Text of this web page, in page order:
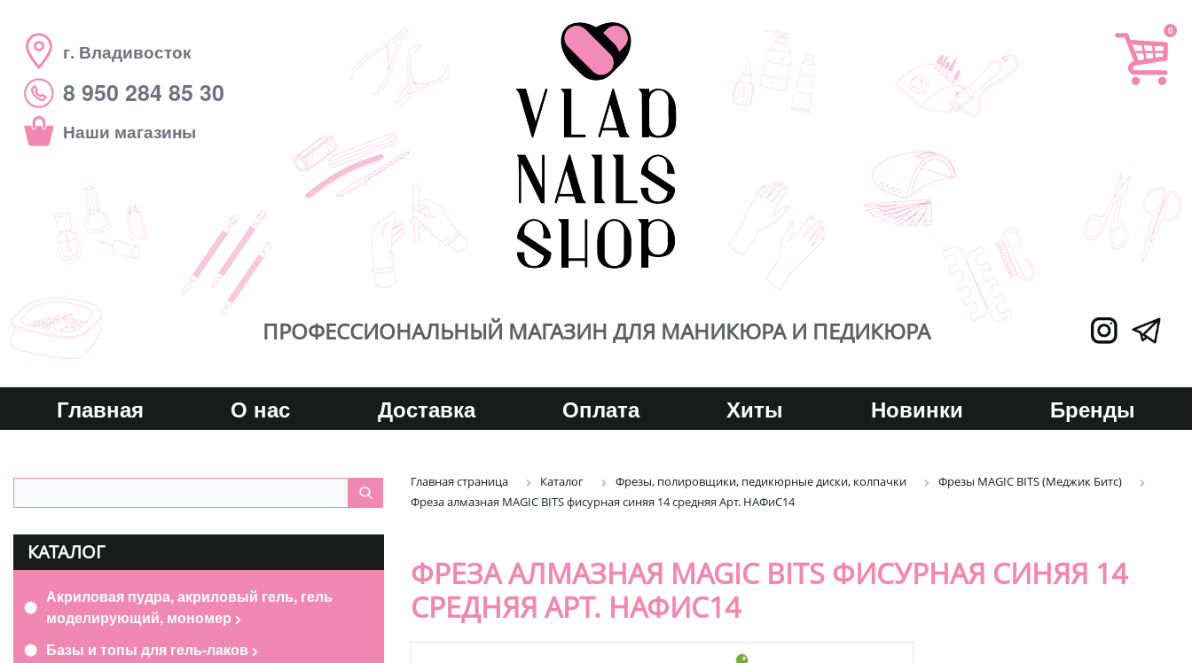
г. Владивосток
8 950 284 85 30
Наши магазины
0
ПРОФЕССИОНАЛЬНЫЙ МАГАЗИН ДЛЯ МАНИКЮРА И ПЕДИКЮРА
Главная О нас Доставка Оплата Хиты Новинки Бренды
Главная страница Каталог Фрезы, полировщики, педикюрные диски, колпачки
Фрезы MAGIC BITS (Меджик Битс)
Фреза алмазная MAGIC BITS фисурная синяя 14 средняя Арт. НАФиС14
КАТАЛОГ
Акриловая пудра, акриловый гель, гель
моделирующий, мономер
Базы и топы для гель-лаков
ФРЕЗА АЛМАЗНАЯ MAGIC BITS ФИСУРНАЯ СИНЯЯ 14
СРЕДНЯЯ АРТ. НАФИС14